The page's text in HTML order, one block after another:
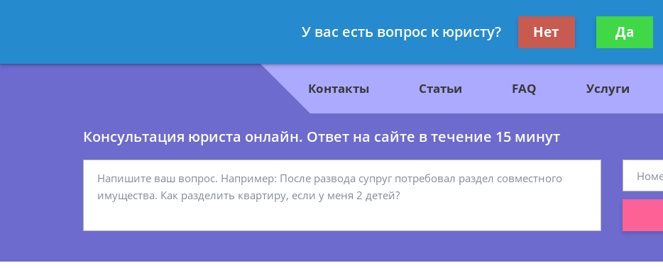
- Юрист по гражданскому праву
Получите консультацию
бесплатно
Контакты Статьи FAQ Услуги
Консультация юриста онлайн. Ответ на сайте в течение 15 минут
У вас есть вопрос к юристу? Нет Да